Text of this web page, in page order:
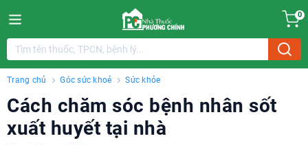
0
Trang chủ Góc sức khoẻ Sức khỏe
Cách chăm sóc bệnh nhân sốt
xuất huyết tại nhà